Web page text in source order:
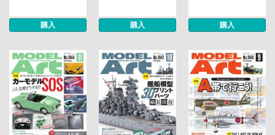
購入 購入 購入